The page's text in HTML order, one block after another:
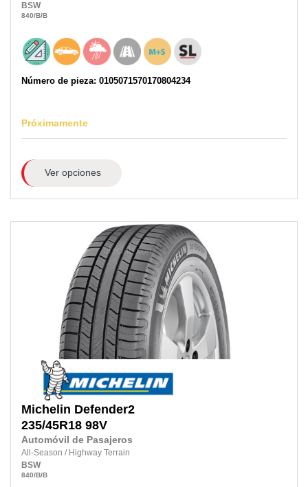
BSW
840/B/B
Número de pieza: 0105071570170804234
Próximamente
Ver opciones
Michelin Defender2
235/45R18 98V
Automóvil de Pasajeros
All-Season / Highway Terrain
BSW
840/B/B